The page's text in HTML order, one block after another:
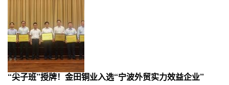
“尖子班”授牌！金田铜业入选“宁波外贸实力效益企业”